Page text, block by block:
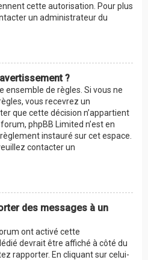
cette autorisation. Pour plus
un administrateur du
?
ensemble de règles. Si vous ne
vous recevrez un
que cette décision n’appartient
phpBB Limited n’est en
instauré sur cet espace.
contacter un
des messages à un
ont activé cette
devrait être affiché à côté du
rapporter. En cliquant sur celui-